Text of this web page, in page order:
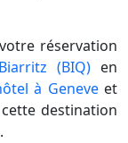
réservation
Biarritz (BIQ) en
à Geneveet
destination